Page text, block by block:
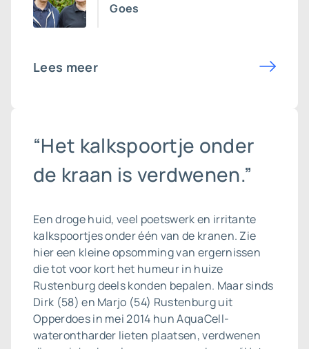
Goes
Lees meer
“Het kalkspoortje onder
de kraan is verdwenen.”
Een droge huid, veel poetswerk en irritante
kalkspoortjes onder één van de kranen. Zie
hier een kleine opsomming van ergernissen
die tot voor kort het humeur in huize
Rustenburg deels konden bepalen. Maar sinds
Dirk (58) en Marjo (54) Rustenburg uit
Opperdoes in mei 2014 hun AquaCell-
waterontharder lieten plaatsen, verdwenen